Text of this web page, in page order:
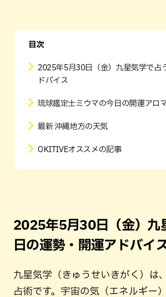
目次
2025年5月30日（金）九星気学で占
ドバイス
琉球鑑定士ミウマの今日の開運アロ
最新 沖縄地方の天気
OKITIVEオススメの記事
2025年5月30日（金）九
日の運勢・開運アドバイ
九星気学（きゅうせいきがく）は
占術です。宇宙の気（エネルギー）